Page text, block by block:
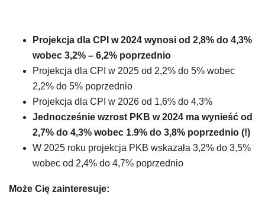
Projekcja dla CPI w 2024 wynosi od 2,8% do 4,3%
wobec 3,2% – 6,2% poprzednio
Projekcja dla CPI w 2025 od 2,2% do 5% wobec
2,2% do 5% poprzednio
Projekcja dla CPI w 2026 od 1,6% do 4,3%
Jednocześnie wzrost PKB w 2024 ma wynieść od
2,7% do 4,3% wobec 1.9% do 3,8% poprzednio (!)
W 2025 roku projekcja PKB wskazała 3,2% do 3,5%
wobec od 2,4% do 4,7% poprzednio
Może Cię zainteresuje: